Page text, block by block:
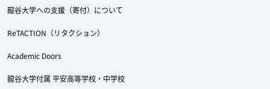
龍谷大学への支援（寄付）について
ReTACTION（リタクション）
Academic Doors
龍谷大学付属 平安高等学校・中学校